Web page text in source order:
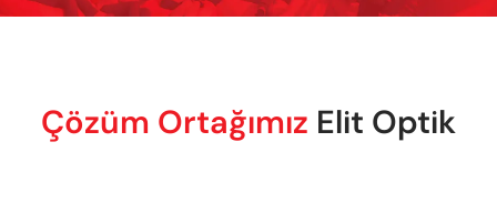
Çözüm Ortağımız Elit Optik